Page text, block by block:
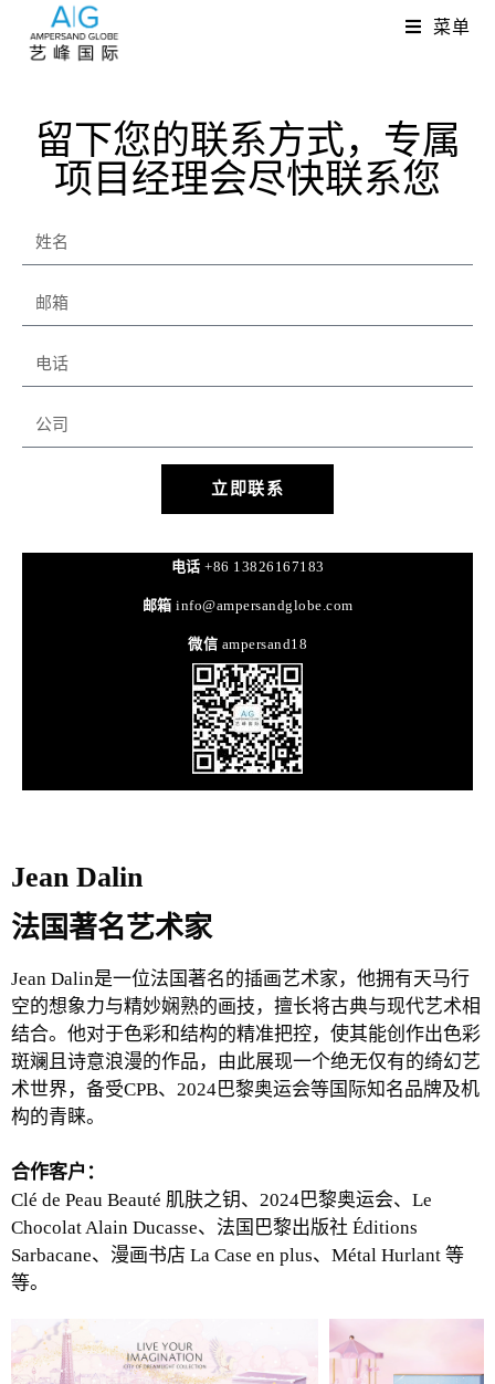
菜单
留下您的联系方式，专属
项目经理会尽快联系您
立即联系
电话 +86 13826167183
邮箱 info@ampersandglobe.com
微信 ampersand18
Jean Dalin
法国著名艺术家
Jean Dalin是一位法国著名的插画艺术家，他拥有天马行
空的想象力与精妙娴熟的画技，擅长将古典与现代艺术相
结合。他对于色彩和结构的精准把控，使其能创作出色彩
斑斓且诗意浪漫的作品，由此展现一个绝无仅有的绮幻艺
术世界，备受CPB、2024巴黎奥运会等国际知名品牌及机
构的青睐。
合作客户：
Clé de Peau Beauté 肌肤之钥、2024巴黎奥运会、Le
Chocolat Alain Ducasse、法国巴黎出版社 Éditions
Sarbacane、漫画书店 La Case en plus、Métal Hurlant 等
等。